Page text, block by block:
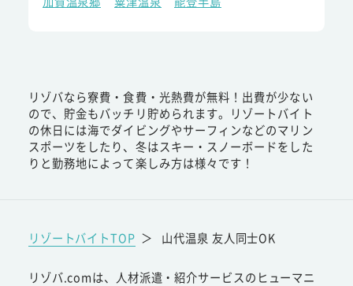
リゾバなら寮費・食費・光熱費が無料！出費が少ない
ので、貯金もバッチリ貯められます。リゾートバイト
の休日には海でダイビングやサーフィンなどのマリン
スポーツをしたり、冬はスキー・スノーボードをした
りと勤務地によって楽しみ方は様々です！
リゾートバイトTOP ＞ 山代温泉 友人同士OK
リゾバ.comは、人材派遣・紹介サービスのヒューマニ